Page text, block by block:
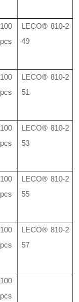
100
pcs
LECO® 810-2
49
100
pcs
LECO® 810-2
51
100
pcs
LECO® 810-2
53
100
pcs
LECO® 810-2
55
100
pcs
LECO® 810-2
57
100
pcs